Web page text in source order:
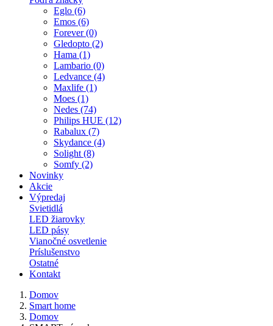
Eglo (6)
Emos (6)
Forever (0)
Gledopto (2)
Hama (1)
Lambario (0)
Ledvance (4)
Maxlife (1)
Moes (1)
Nedes (74)
Philips HUE (12)
Rabalux (7)
Skydance (4)
Solight (8)
Somfy (2)
Novinky
Akcie
Výpredaj
Svietidlá
LED žiarovky
LED pásy
Vianočné osvetlenie
Príslušenstvo
Ostatné
Kontakt
Domov
Smart home
Domov